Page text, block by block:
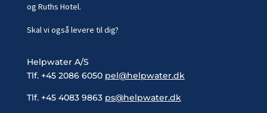
og Ruths Hotel.
Skal vi også levere til dig?
Helpwater A/S
Tlf. +45 2086 6050 pel@helpwater.dk
Tlf. +45 4083 9863 ps@helpwater.dk